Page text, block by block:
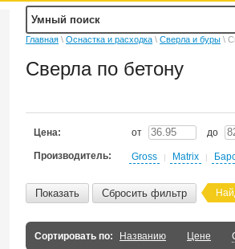
Главная \ Оснастка и расходка \ Сверла и буры \
Сверла по бетону
Цена: от до
Производитель: Gross | Matrix |
Показать Сбросить фильтр
Сортировать по: Названию Цене